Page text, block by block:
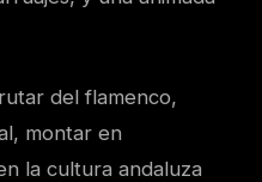
del flamenco,
montar en
la cultura andaluza